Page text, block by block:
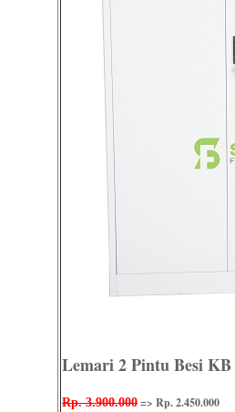
Lemari 2 Pintu Besi KB
Rp. 3.900.000 => Rp. 2.450.000